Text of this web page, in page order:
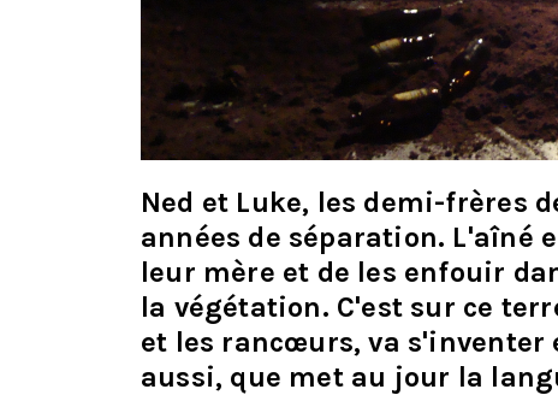
Ned et Luke, les demi-frères
années de séparation. L'aîné
leur mère et de les enfouir
la végétation. C'est sur ce
et les rancœurs, va s'inventer
aussi, que met au jour la